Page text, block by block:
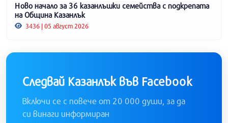
Ново начало за 36 казанлъшки семейства с подкрепата
на Община Казанлък
3436 | 05 август 2026
Следвай Казанлък във Facebook
Включи се с повече от 20 000 души, за да
си винаги информиран